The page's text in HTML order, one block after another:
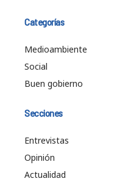
Categorías
Medioambiente
Social
Buen gobierno
Secciones
Entrevistas
Opinión
Actualidad